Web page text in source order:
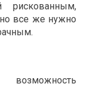
рискованным,
все же нужно